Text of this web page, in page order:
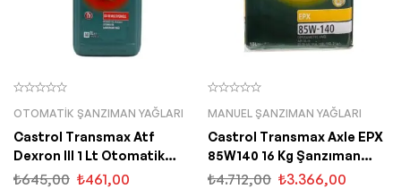
OTOMATIK ŞANZIMAN YAĞLARI
Castrol Transmax Atf
Dexron III 1 Lt Otomatik
Şanzıman Yağı
₺645,00 ₺461,00
MANUEL ŞANZIMAN YAĞLARI
Castrol Transmax Axle EPX
85W140 16 Kg Şanzıman
Yağı
₺4.712,00 ₺3.366,00